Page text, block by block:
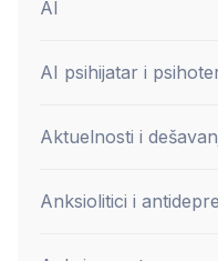
AI
AI psihijatar i
Aktuelnosti i
Anksiolitici i